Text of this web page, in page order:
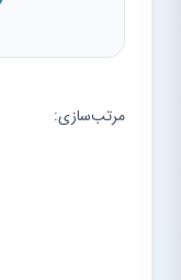
مرتب‌سازی: